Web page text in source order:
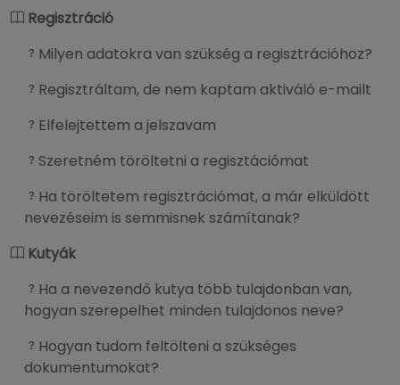
Regisztráció
Milyen adatokra van szükség a regisztrációhoz?
Regisztráltam, de nem kaptam aktiváló e-mailt
Elfelejtettem a jelszavam
Szeretném töröltetni a regisztációmat
Ha töröltetem regisztrációmat, a már elküldött
nevezéseim is semmisnek számítanak?
Kutyák
Ha a nevezendő kutya több tulajdonban van,
hogyan szerepelhet minden tulajdonos neve?
Hogyan tudom feltölteni a szükséges
dokumentumokat?